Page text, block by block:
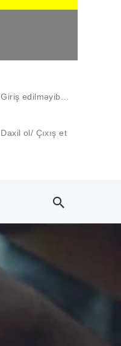
Giriş edilməyib...
Daxil ol/ Çıxış et